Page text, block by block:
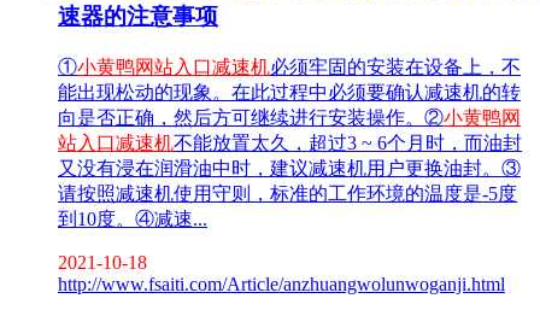
速器的注意事项
①小黄鸭网站入口减速机必须牢固的安装在设备上，不
能出现松动的现象。在此过程中必须要确认减速机的转
向是否正确，然后方可继续进行安装操作。②小黄鸭网
站入口减速机不能放置太久，超过3 ~ 6个月时，而油封
又没有浸在润滑油中时，建议减速机用户更换油封。③
请按照减速机使用守则，标准的工作环境的温度是-5度
到10度。④减速...
2021-10-18
http://www.fsaiti.com/Article/anzhuangwolunwoganji.html